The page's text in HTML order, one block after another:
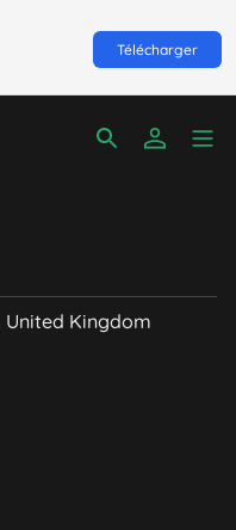
Télécharger
United Kingdom